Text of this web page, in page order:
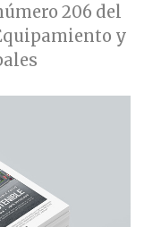
206 del
y